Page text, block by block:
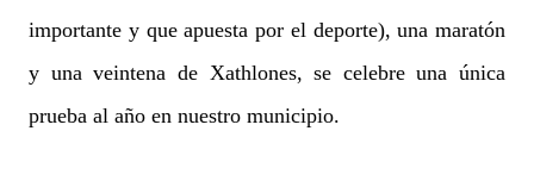
importante y que apuesta por el deporte), una maratón
y una veintena de Xathlones, se celebre una única
prueba al año en nuestro municipio.